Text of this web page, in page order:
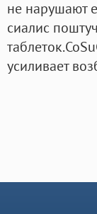
не нарушают
сиалис
усиливает